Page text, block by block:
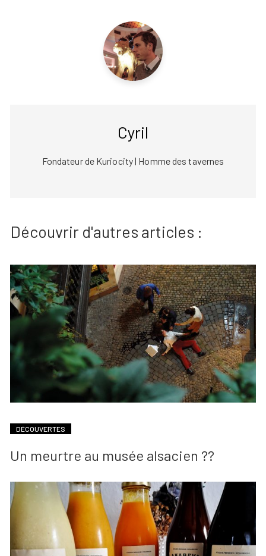
Cyril
Fondateur de Kuriocity | Homme des tavernes
Découvrir d'autres articles :
DÉCOUVERTES
Un meurtre au musée alsacien ??